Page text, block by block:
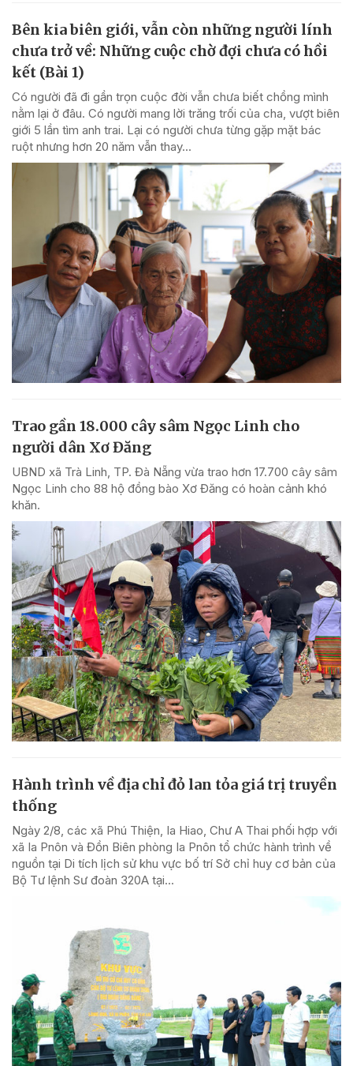
Bên kia biên giới, vẫn còn những người lính
chưa trở về: Những cuộc chờ đợi chưa có hồi
kết (Bài 1)
Có người đã đi gần trọn cuộc đời vẫn chưa biết chồng mình
nằm lại ở đâu. Có người mang lời trăng trối của cha, vượt biên
giới 5 lần tìm anh trai. Lại có người chưa từng gặp mặt bác
ruột nhưng hơn 20 năm vẫn thay...
Trao gần 18.000 cây sâm Ngọc Linh cho
người dân Xơ Đăng
UBND xã Trà Linh, TP. Đà Nẵng vừa trao hơn 17.700 cây sâm
Ngọc Linh cho 88 hộ đồng bào Xơ Đăng có hoàn cảnh khó
khăn.
Hành trình về địa chỉ đỏ lan tỏa giá trị truyền
thống
Ngày 2/8, các xã Phú Thiện, Ia Hiao, Chư A Thai phối hợp với
xã Ia Pnôn và Đồn Biên phòng Ia Pnôn tổ chức hành trình về
nguồn tại Di tích lịch sử khu vực bố trí Sở chỉ huy cơ bản của
Bộ Tư lệnh Sư đoàn 320A tại...